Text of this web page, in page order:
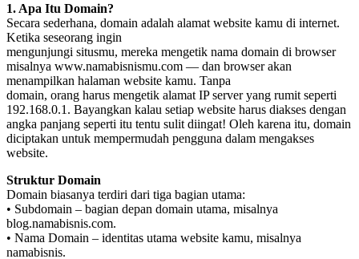
1. Apa Itu Domain?
Secara sederhana, domain adalah alamat website kamu di internet.
Ketika seseorang ingin
mengunjungi situsmu, mereka mengetik nama domain di browser
misalnya www.namabisnismu.com — dan browser akan
menampilkan halaman website kamu. Tanpa
domain, orang harus mengetik alamat IP server yang rumit seperti
192.168.0.1. Bayangkan kalau setiap website harus diakses dengan
angka panjang seperti itu tentu sulit diingat! Oleh karena itu, domain
diciptakan untuk mempermudah pengguna dalam mengakses
website.
Struktur Domain
Domain biasanya terdiri dari tiga bagian utama:
• Subdomain – bagian depan domain utama, misalnya
blog.namabisnis.com.
• Nama Domain – identitas utama website kamu, misalnya
namabisnis.